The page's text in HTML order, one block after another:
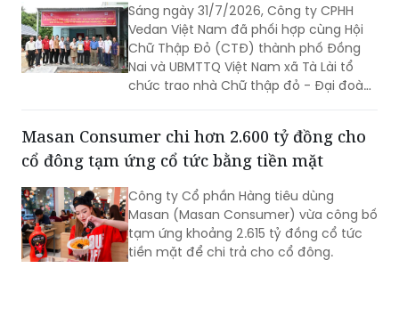
Sáng ngày 31/7/2026, Công ty CPHH
Vedan Việt Nam đã phối hợp cùng Hội
Chữ Thập Đỏ (CTĐ) thành phố Đồng
Nai và UBMTTQ Việt Nam xã Tà Lài tổ
chức trao nhà Chữ thập đỏ - Đại đoàn
phố Đồng Nai.
Masan Consumer chi hơn 2.600 tỷ đồng cho
cổ đông tạm ứng cổ tức bằng tiền mặt
Công ty Cổ phần Hàng tiêu dùng
Masan (Masan Consumer) vừa công bố
tạm ứng khoảng 2.615 tỷ đồng cổ tức
tiền mặt để chi trả cho cổ đông.